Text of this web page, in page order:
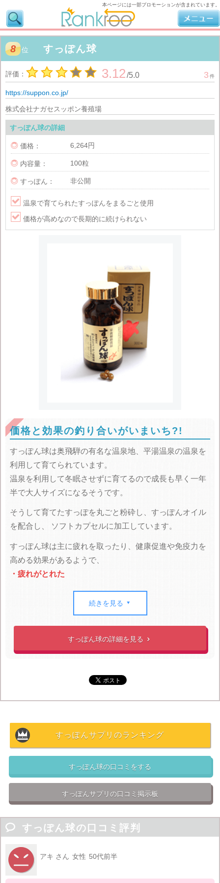
8 位 すっぽん球
評価： 3.12/5.0 3 件
https://suppon.co.jp/
株式会社ナガセスッポン養殖場
すっぽん球の詳細
 価格： 6,264円
 内容量： 100粒
 すっぽん： 非公開
 温泉で育てられたすっぽんをまるごと使用
 価格が高めなので長期的に続けられない
価格と効果の釣り合いがいまいち?!
すっぽん球は奥飛騨の有名な温泉地、平湯温泉の温泉を
利用して育てられています。
温泉を利用して冬眠させずに育てるので成長も早く一年
半で大人サイズになるそうです。
そうして育てたすっぽを丸ごと粉砕し、すっぽんオイル
を配合し、
ソフトカプセルに加工しています。
すっぽん球は主に疲れを取ったり、健康促進や免疫力を
高める効果があるようで、
・疲れがとれた
などの口コミがある一方、
・味や匂いがキツイ
・他のすっぽんサプリより高いが、期待するほどの効果
・ブランドすっぽんではく、すっぽんの質の良さを感じ
といったマイナス面の口コミも目立ちました。
せっかく購入しても味が合わずに続けることができなくなっては
ではただの無駄遣い になってしまいます。
すっぽんサプリを選ぶ際にはデメリットもしっかり踏ま
えて、価格的にも飲みやすさでも続けられるものを選び
続きを見る 
すっぽん球の詳細を見る 
すっぽんサプリのランキング
すっぽん球の口コミをする
すっぽんサプリの口コミ掲示板
 すっぽん球の口コミ評判
アキ さん 女性 50代前半
本ページには一部プロモーションが含まれています。